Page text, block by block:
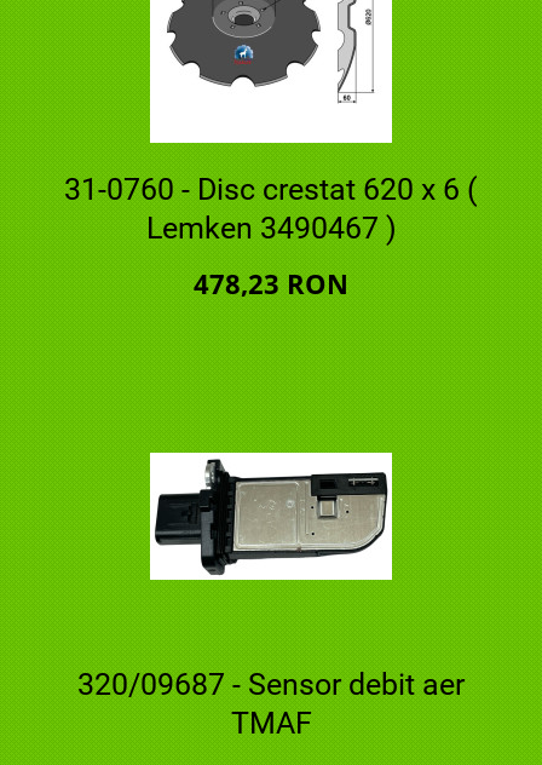
31-0760 - Disc crestat 620 x 6 (
Lemken 3490467 )
478,23 RON
320/09687 - Sensor debit aer
TMAF